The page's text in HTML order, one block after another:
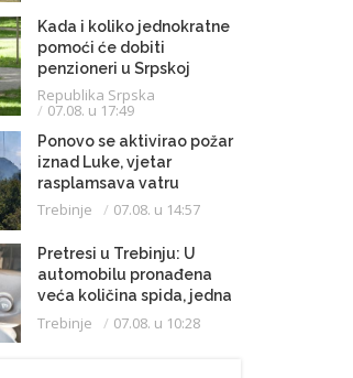
Kada i koliko jednokratne
pomoći će dobiti
penzioneri u Srpskoj
Republika Srpska
07.08. u 17:49
Ponovo se aktivirao požar
iznad Luke, vjetar
rasplamsava vatru
Trebinje 07.08. u 14:57
Pretresi u Trebinju: U
automobilu pronađena
veća količina spida, jedna
osoba uhapšena
Trebinje 07.08. u 10:28